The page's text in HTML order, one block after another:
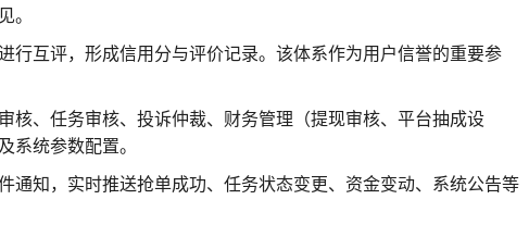
。
行互评，形成信用分与评价记录。该体系作为用户信誉的重要参
核、任务审核、投诉仲裁、财务管理（提现审核、平台抽成设
系统参数配置。
通知，实时推送抢单成功、任务状态变更、资金变动、系统公告等